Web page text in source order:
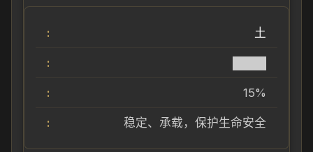
土
15%
稳定、承载，保护生命安全